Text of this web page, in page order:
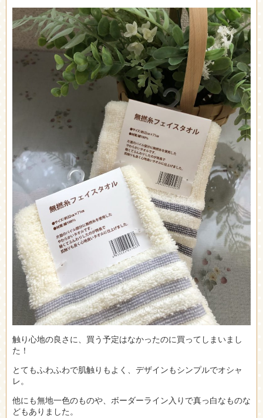
触り心地の良さに、買う予定はなかったのに買ってしまいまし
た！
とてもふわふわで肌触りもよく、デザインもシンプルでオシャ
レ。
他にも無地一色のものや、ボーダーライン入りで真っ白なものな
どもありました。